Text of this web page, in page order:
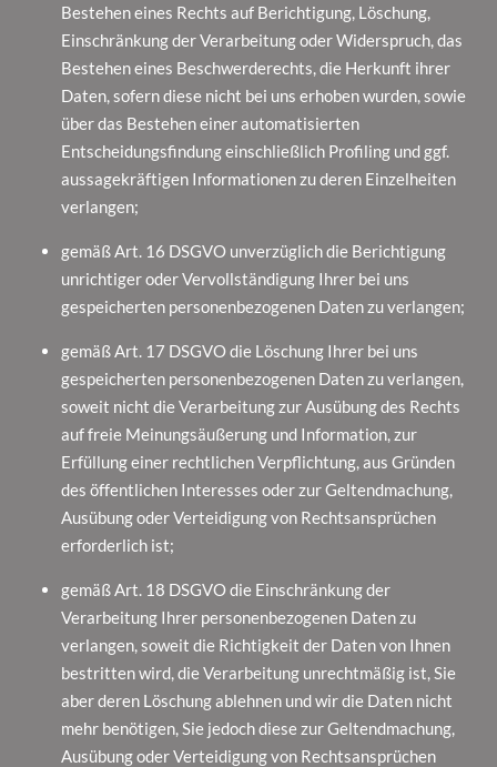
Bestehen eines Rechts auf Berichtigung, Löschung,
Einschränkung der Verarbeitung oder Widerspruch, das
Bestehen eines Beschwerderechts, die Herkunft ihrer
Daten, sofern diese nicht bei uns erhoben wurden, sowie
über das Bestehen einer automatisierten
Entscheidungsfindung einschließlich Profiling und ggf.
aussagekräftigen Informationen zu deren Einzelheiten
verlangen;
gemäß Art. 16 DSGVO unverzüglich die Berichtigung
unrichtiger oder Vervollständigung Ihrer bei uns
gespeicherten personenbezogenen Daten zu verlangen;
gemäß Art. 17 DSGVO die Löschung Ihrer bei uns
gespeicherten personenbezogenen Daten zu verlangen,
soweit nicht die Verarbeitung zur Ausübung des Rechts
auf freie Meinungsäußerung und Information, zur
Erfüllung einer rechtlichen Verpflichtung, aus Gründen
des öffentlichen Interesses oder zur Geltendmachung,
Ausübung oder Verteidigung von Rechtsansprüchen
erforderlich ist;
gemäß Art. 18 DSGVO die Einschränkung der
Verarbeitung Ihrer personenbezogenen Daten zu
verlangen, soweit die Richtigkeit der Daten von Ihnen
bestritten wird, die Verarbeitung unrechtmäßig ist, Sie
aber deren Löschung ablehnen und wir die Daten nicht
mehr benötigen, Sie jedoch diese zur Geltendmachung,
Ausübung oder Verteidigung von Rechtsansprüchen